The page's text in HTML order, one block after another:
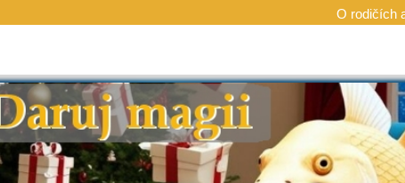
O rodičích